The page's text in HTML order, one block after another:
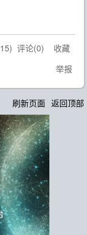
15) 评论(0) 收藏
举报
刷新页面 返回顶部